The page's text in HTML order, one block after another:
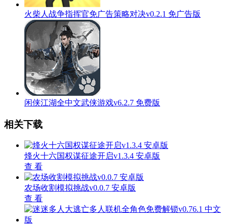
火柴人战争指挥官免广告策略对决v0.2.1 免广告版
闲侠江湖全中文武侠游戏v6.2.7 免费版
相关下载
烽火十六国权谋征途开启v1.3.4 安卓版
查 看
农场收割模拟挑战v0.0.7 安卓版
查 看